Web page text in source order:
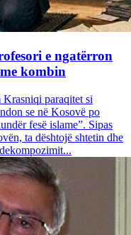
e ngatërron
kombin
paraqitet si
se në Kosovë po
fesë islame”. Sipas
ta dështojë shtetin dhe